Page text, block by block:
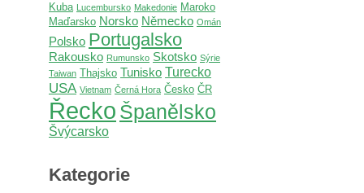
Kuba Lucembursko Makedonie Maroko
Maďarsko Norsko Německo Omán
Polsko Portugalsko
Rakousko Rumunsko Skotsko Sýrie
Taiwan Thajsko Tunisko Turecko
USA Vietnam Černá Hora Česko ČR
Řecko Španělsko
Švýcarsko
Kategorie